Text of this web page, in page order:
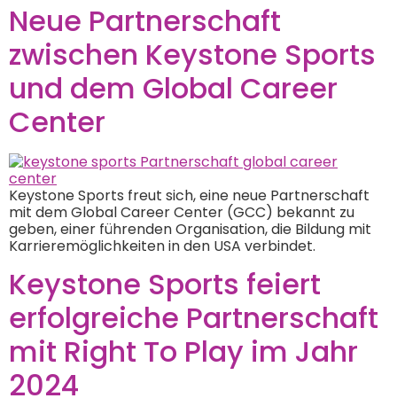
Neue Partnerschaft
zwischen Keystone Sports
und dem Global Career
Center
Keystone Sports freut sich, eine neue Partnerschaft
mit dem Global Career Center (GCC) bekannt zu
geben, einer führenden Organisation, die Bildung mit
Karrieremöglichkeiten in den USA verbindet.
Keystone Sports feiert
erfolgreiche Partnerschaft
mit Right To Play im Jahr
2024